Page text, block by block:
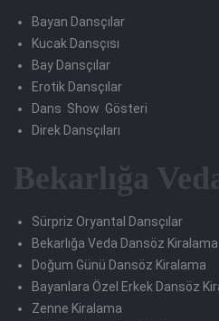
Bayan Dansçılar
Kucak Dansçısı
Bay Dansçılar
Erotik Dansçılar
Dans Show Gösteri
Direk Dansçıları
Bekarlığa
Sürpriz Oryantal Dansçılar
Bekarlığa Veda Dansöz Kiralama
Doğum Günü Dansöz Kiralama
Bayanlara Özel Erkek Dansöz
Zenne Kiralama